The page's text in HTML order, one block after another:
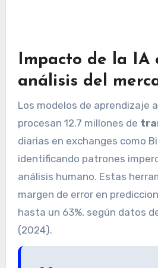
Impacto de la IA
análisis del
Los modelos de aprendizaje
procesan 12.7 millones de
diarias en exchanges como
identificando patrones
análisis humano. Estas
margen de error en
hasta un 63%, según datos
(2024).